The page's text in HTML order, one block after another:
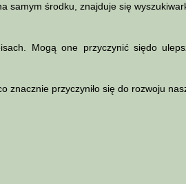
samym środku, znajduje się
Mogą one przyczynić siędo
znacznie przyczyniło się do rozwoju